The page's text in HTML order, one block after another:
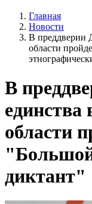
Главная
Новости
В преддверии
области
В
области
диктант"